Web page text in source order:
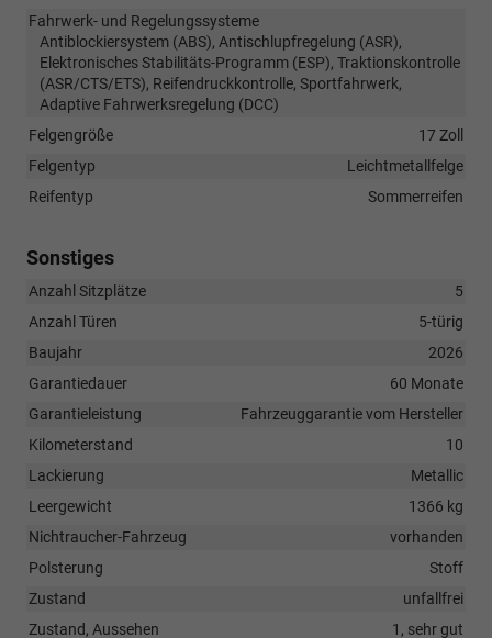
Fahrwerk- und Regelungssysteme
Antiblockiersystem (ABS), Antischlupfregelung (ASR),
Elektronisches Stabilitäts-Programm (ESP), Traktionskontrolle
(ASR/CTS/ETS), Reifendruckkontrolle, Sportfahrwerk,
Adaptive Fahrwerksregelung (DCC)
Felgengröße
17 Zoll
Felgentyp
Leichtmetallfelge
Reifentyp
Sommerreifen
Sonstiges
Anzahl Sitzplätze
5
Anzahl Türen
5-türig
Baujahr
2026
Garantiedauer
60 Monate
Garantieleistung
Fahrzeuggarantie vom Hersteller
Kilometerstand
10
Lackierung
Metallic
Leergewicht
1366 kg
Nichtraucher-Fahrzeug
vorhanden
Polsterung
Stoff
Zustand
unfallfrei
Zustand, Aussehen
1, sehr gut